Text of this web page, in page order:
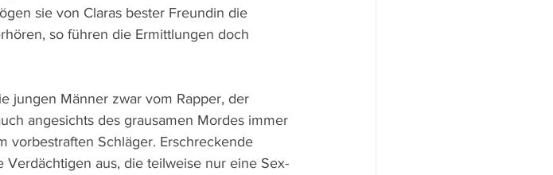
sie von Claras bester Freundin die
so führen die Ermittlungen doch
jungen Männer zwar vom Rapper, der
angesichts des grausamen Mordes immer
vorbestraften Schläger. Erschreckende
aus, die teilweise nur eine Sex-